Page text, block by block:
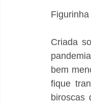
Figurinha
Criada
bem
fique
biroscas